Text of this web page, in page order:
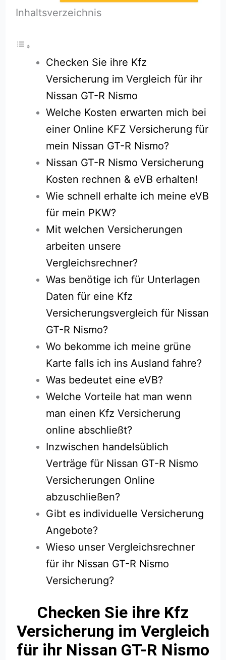
Inhaltsverzeichnis
Checken Sie ihre Kfz
Versicherung im Vergleich für ihr
Nissan GT-R Nismo
Welche Kosten erwarten mich bei
einer Online KFZ Versicherung für
mein Nissan GT-R Nismo?
Nissan GT-R Nismo Versicherung
Kosten rechnen & eVB erhalten!
Wie schnell erhalte ich meine eVB
für mein PKW?
Mit welchen Versicherungen
arbeiten unsere
Vergleichsrechner?
Was benötige ich für Unterlagen
Daten für eine Kfz
Versicherungsvergleich für Nissan
GT-R Nismo?
Wo bekomme ich meine grüne
Karte falls ich ins Ausland fahre?
Was bedeutet eine eVB?
Welche Vorteile hat man wenn
man einen Kfz Versicherung
online abschließt?
Inzwischen handelsüblich
Verträge für Nissan GT-R Nismo
Versicherungen Online
abzuschließen?
Gibt es individuelle Versicherung
Angebote?
Wieso unser Vergleichsrechner
für ihr Nissan GT-R Nismo
Versicherung?
Checken Sie ihre Kfz
Versicherung im Vergleich
für ihr Nissan GT-R Nismo